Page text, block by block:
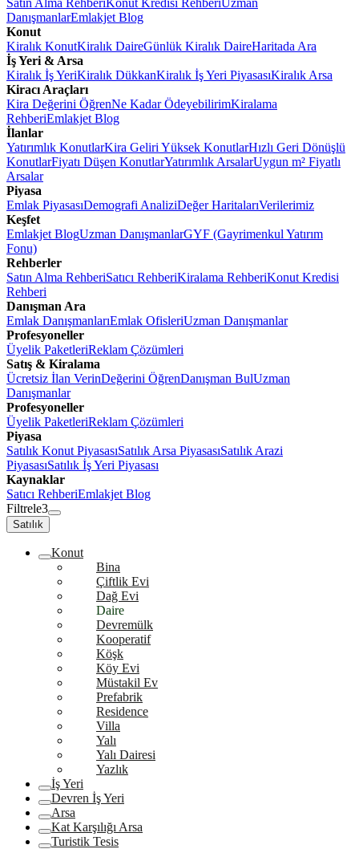
Satın Alma RehberiKonut Kredisi RehberiUzman
DanışmanlarEmlakjet Blog
Konut
Kiralık KonutKiralık DaireGünlük Kiralık DaireHaritada Ara
İş Yeri & Arsa
Kiralık İş YeriKiralık DükkanKiralık İş Yeri PiyasasıKiralık Arsa
Kiracı Araçları
Kira Değerini ÖğrenNe Kadar ÖdeyebilirimKiralama
RehberiEmlakjet Blog
İlanlar
Yatırımlık KonutlarKira Geliri Yüksek KonutlarHızlı Geri Dönüşlü
KonutlarFiyatı Düşen KonutlarYatırımlık ArsalarUygun m² Fiyatlı
Arsalar
Piyasa
Emlak PiyasasıDemografi AnaliziDeğer HaritalarıVerilerimiz
Keşfet
Emlakjet BlogUzman DanışmanlarGYF (Gayrimenkul Yatırım
Fonu)
Rehberler
Satın Alma RehberiSatıcı RehberiKiralama RehberiKonut Kredisi
Rehberi
Danışman Ara
Emlak DanışmanlarıEmlak OfisleriUzman Danışmanlar
Profesyoneller
Üyelik PaketleriReklam Çözümleri
Satış & Kiralama
Ücretsiz İlan VerinDeğerini ÖğrenDanışman BulUzman
Danışmanlar
Profesyoneller
Üyelik PaketleriReklam Çözümleri
Piyasa
Satılık Konut PiyasasıSatılık Arsa PiyasasıSatılık Arazi
PiyasasıSatılık İş Yeri Piyasası
Kaynaklar
Satıcı RehberiEmlakjet Blog
Filtrele3
Satılık
Konut
Bina
Çiftlik Evi
Dağ Evi
Daire
Devremülk
Kooperatif
Köşk
Köy Evi
Müstakil Ev
Prefabrik
Residence
Villa
Yalı
Yalı Dairesi
Yazlık
İş Yeri
Devren İş Yeri
Arsa
Kat Karşılığı Arsa
Turistik Tesis